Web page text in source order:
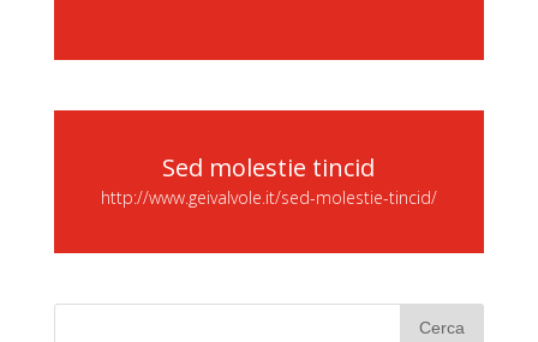
Sed molestie tincid
http://www.geivalvole.it/sed-molestie-tincid/